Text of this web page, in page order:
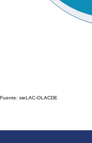
Fuente: sieLAC-OLACDE